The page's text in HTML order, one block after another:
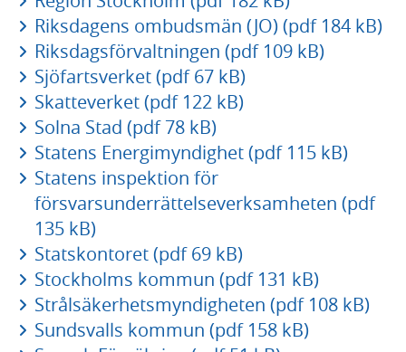
Riksdagens ombudsmän (JO) (pdf 184 kB)
Riksdagsförvaltningen (pdf 109 kB)
Sjöfartsverket (pdf 67 kB)
Skatteverket (pdf 122 kB)
Solna Stad (pdf 78 kB)
Statens Energimyndighet (pdf 115 kB)
Statens inspektion för
försvarsunderrättelseverksamheten (pdf
135 kB)
Statskontoret (pdf 69 kB)
Stockholms kommun (pdf 131 kB)
Strålsäkerhetsmyndigheten (pdf 108 kB)
Sundsvalls kommun (pdf 158 kB)